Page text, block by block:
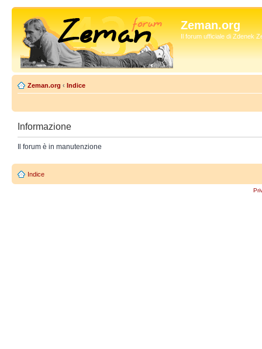
Zeman.org
Il forum ufficiale di Zdenek
Zeman.org ‹ Indice
Informazione
Il forum è in manutenzione
Indice